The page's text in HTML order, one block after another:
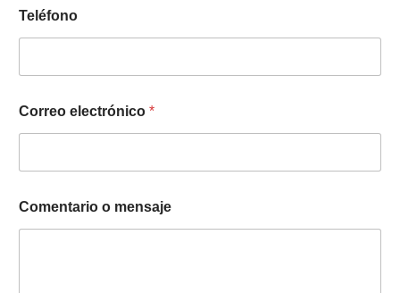
Teléfono
Correo electrónico *
Comentario o mensaje